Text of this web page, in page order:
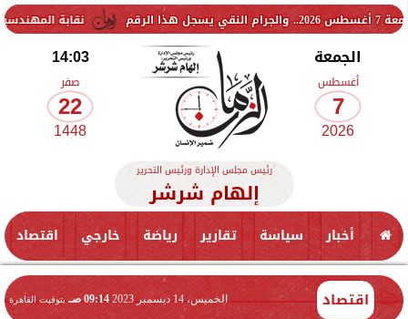
نقابة المهندسين تشكل لجنة
الجمعة
أغسطس
7
2026
14:03
صفر
22
1448
رئيس مجلس الإدارة ورئيس التحرير
إلهام شرشر
أخبار سياسة تقارير رياضة خارجي اقتصاد
اقتصاد الخميس، 14 ديسمبر 2023 09:14 صـ بتوقيت القاهرة